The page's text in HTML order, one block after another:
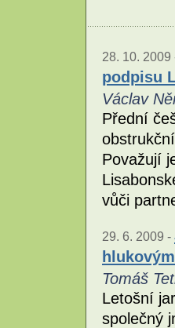
28. 10. 2009
podpisu
Václav
Přední
Považují
vůči
29. 6. 2009 -
Tomáš
Letošní
společný